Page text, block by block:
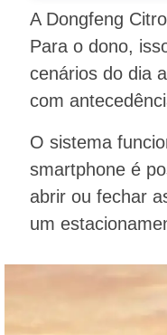
A Dongfeng
Para o dono,
cenários do dia
com
O sistema
smartphone é
abrir ou fechar
um